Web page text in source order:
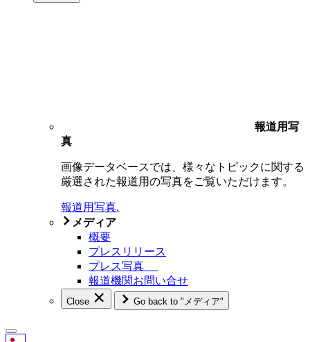
報道用写
真
画像データベースでは、様々なトピックに関する
厳選された報道用の写真をご覧いただけます。
報道用写真.
メディア
概要
プレスリリース
プレス写真
報道機関お問い合せ
Close Go back to "メディア"